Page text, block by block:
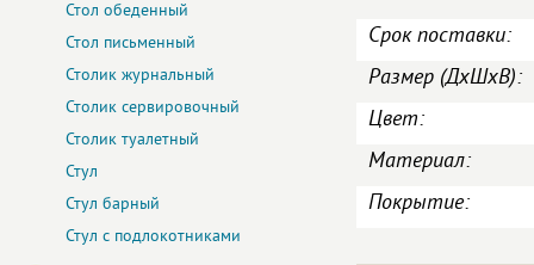
Стол обеденный
Стол письменный
Столик журнальный
Столик сервировочный
Столик туалетный
Стул
Стул барный
Стул с подлокотниками
Срок поставки:
Размер (ДxШxВ):
Цвет:
Материал:
Покрытие: